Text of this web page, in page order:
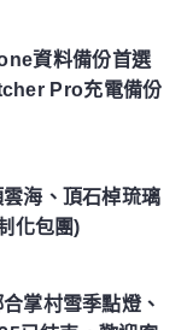
資料備份首選
Pro充電備份
海、頂石棹琉璃
化包團)
掌村雪季點燈、